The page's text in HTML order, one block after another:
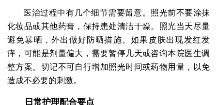
医治过程中有几个细节需要留意。照光前不要涂抹
化妆品或其他药膏，保持患处清洁干燥。照光当天尽量
避免暴晒，外出做好防晒措施。如果皮肤出现发红发
痒，可能是剂量偏大，需要暂停几天或咨询本院医生调
整方案。切记不可自行增加照光时间或药物用量，以免
造成不必要的刺激。
日常护理配合要点